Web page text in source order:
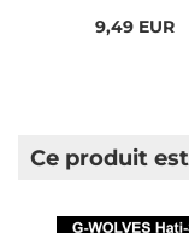
9,49 EUR
Ce produit